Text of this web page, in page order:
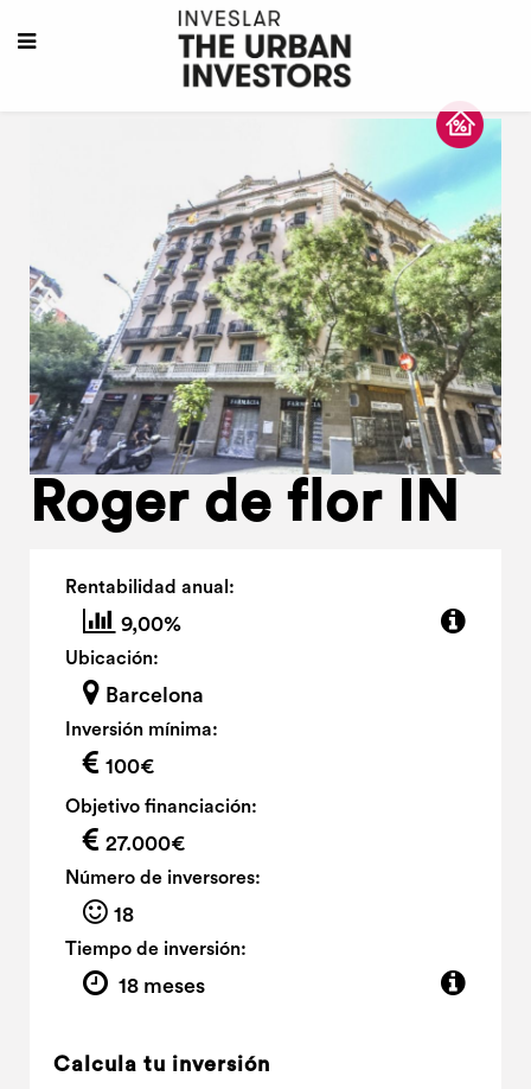
Roger de flor IN
Rentabilidad anual:
9,00%
Ubicación:
Barcelona
Inversión mínima:
100€
Objetivo financiación:
27.000€
Número de inversores:
18
Tiempo de inversión:
18 meses
Calcula tu inversión